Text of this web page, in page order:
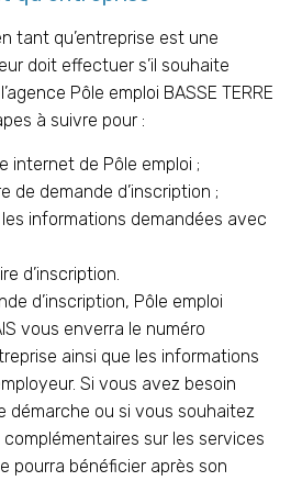
tant qu’entreprise est une
doit effectuer s’il souhaite
Pôle emploi BASSE TERRE
à suivre pour :
internet de Pôle emploi ;
de demande d’inscription ;
informations demandées avec
d’inscription.
d’inscription, Pôle emploi
vous enverra le numéro
ainsi que les informations
Si vous avez besoin
démarche ou si vous souhaitez
sur les services
pourra bénéficier après son